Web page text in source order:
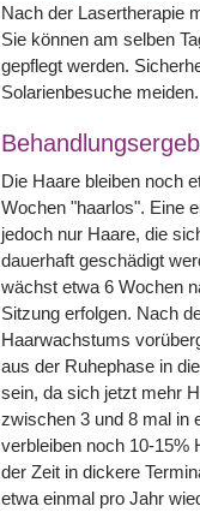
Nach der Lasertherapie
Sie können am selben
gepflegt werden.
Solarienbesuche meiden.
Die Haare bleiben noch
Wochen "haarlos". Eine
jedoch nur Haare, die
dauerhaft geschädigt
wächst etwa 6 Wochen
Sitzung erfolgen. Nach
Haarwachstums
aus der Ruhephase in
sein, da sich jetzt mehr
zwischen 3 und 8 mal in
verbleiben noch 10-15%
der Zeit in dickere
etwa einmal pro Jahr